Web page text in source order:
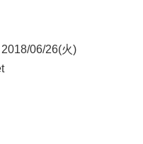
2018/06/26(火)